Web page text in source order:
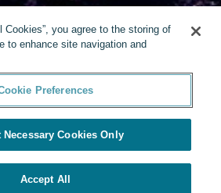
Cookies”, you agree to the storing of
to enhance site navigation and
Preferences
Necessary Cookies Only
Accept All